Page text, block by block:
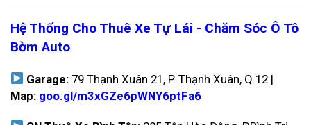
Hệ Thống Cho Thuê Xe Tự Lái - Chăm Sóc Ô Tô
Bờm Auto
Garage: 79 Thạnh Xuân 21, P. Thạnh Xuân, Q.12 |
Map: goo.gl/m3xGZe6pWNY6ptFa6